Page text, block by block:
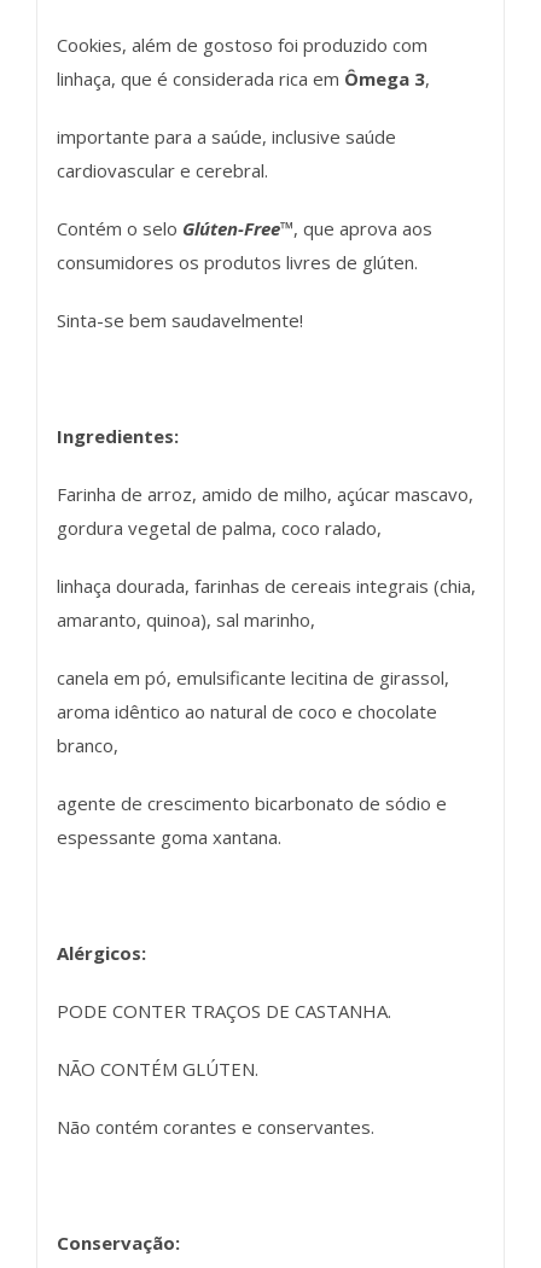
Cookies, além de gostoso foi produzido com
linhaça, que é considerada rica em Ômega 3,
importante para a saúde, inclusive saúde
cardiovascular e cerebral.
Contém o selo Glúten-Free™, que aprova aos
consumidores os produtos livres de glúten.
Sinta-se bem saudavelmente!
Ingredientes:
Farinha de arroz, amido de milho, açúcar mascavo,
gordura vegetal de palma, coco ralado,
linhaça dourada, farinhas de cereais integrais (chia,
amaranto, quinoa), sal marinho,
canela em pó, emulsificante lecitina de girassol,
aroma idêntico ao natural de coco e chocolate
branco,
agente de crescimento bicarbonato de sódio e
espessante goma xantana.
Alérgicos:
PODE CONTER TRAÇOS DE CASTANHA.
NÃO CONTÉM GLÚTEN.
Não contém corantes e conservantes.
Conservação: